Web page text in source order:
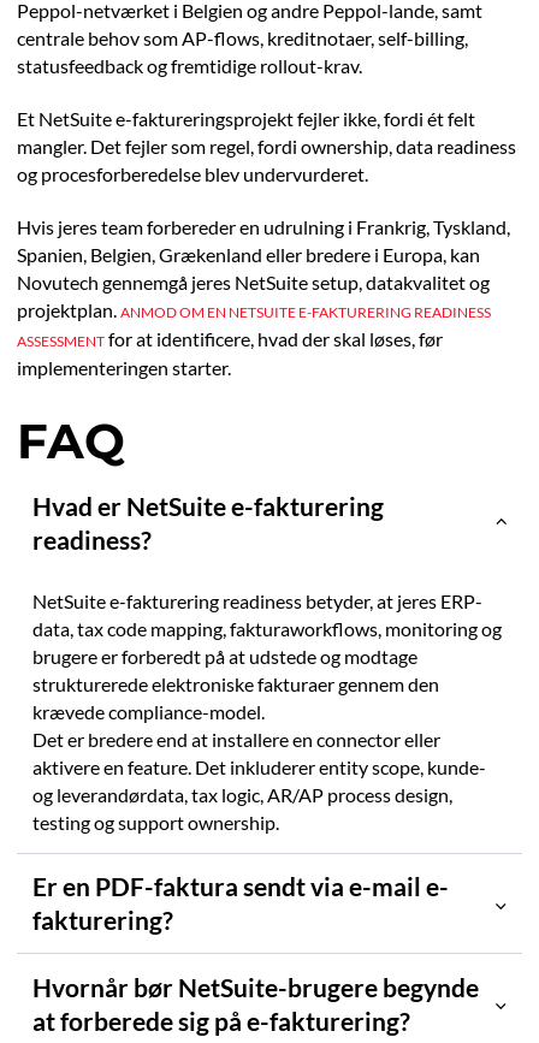
Peppol-netværket i Belgien og andre Peppol-lande, samt
centrale behov som AP-flows, kreditnotaer, self-billing,
statusfeedback og fremtidige rollout-krav.
Et NetSuite e-faktureringsprojekt fejler ikke, fordi ét felt
mangler. Det fejler som regel, fordi ownership, data readiness
og procesforberedelse blev undervurderet.
Hvis jeres team forbereder en udrulning i Frankrig, Tyskland,
Spanien, Belgien, Grækenland eller bredere i Europa, kan
Novutech gennemgå jeres NetSuite setup, datakvalitet og
projektplan. ANMOD OM EN NETSUITE E-FAKTURERING READINESS
ASSESSMENTfor at identificere, hvad der skal løses, før
implementeringen starter.
FAQ
Hvad er NetSuite e-fakturering
readiness?
NetSuite e-fakturering readiness betyder, at jeres ERP-
data, tax code mapping, fakturaworkflows, monitoring og
brugere er forberedt på at udstede og modtage
strukturerede elektroniske fakturaer gennem den
krævede compliance-model.
Det er bredere end at installere en connector eller
aktivere en feature. Det inkluderer entity scope, kunde-
og leverandørdata, tax logic, AR/AP process design,
testing og support ownership.
Er en PDF-faktura sendt via e-mail e-
fakturering?
Hvornår bør NetSuite-brugere begynde
at forberede sig på e-fakturering?